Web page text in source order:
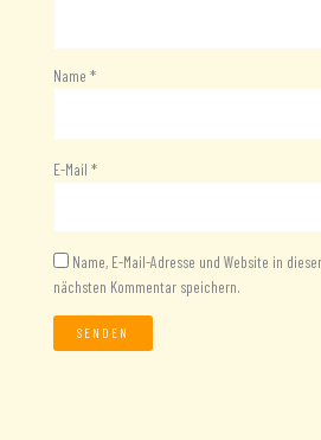
Name *
E-Mail *
Name, E-Mail-Adresse und Website in
nächsten Kommentar speichern.